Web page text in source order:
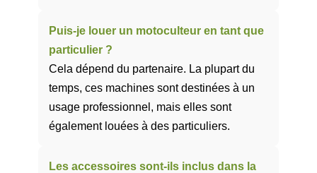
Puis‑je louer un motoculteur en tant que
particulier ?
Cela dépend du partenaire. La plupart du
temps, ces machines sont destinées à un
usage professionnel, mais elles sont
également louées à des particuliers.
Les accessoires sont‑ils inclus dans la